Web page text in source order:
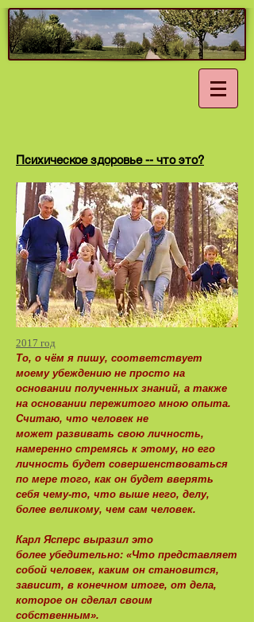
Психическое здоровье -- что это?
2017 год
То, о чём я пишу, соответствует
моему убеждению не просто на
основании полученных знаний, а также
на основании пережитого мною опыта.
Считаю, что человек не
может развивать свою личность,
намеренно стремясь к этому, но его
личность будет совершенствоваться
по мере того, как он будет вверять
себя чему-то, что выше него, делу,
более великому, чем сам человек.
Карл Ясперс выразил это
более убедительно: «Что представляет
собой человек, каким он становится,
зависит, в конечном итоге, от дела,
которое он сделал своим
собственным».